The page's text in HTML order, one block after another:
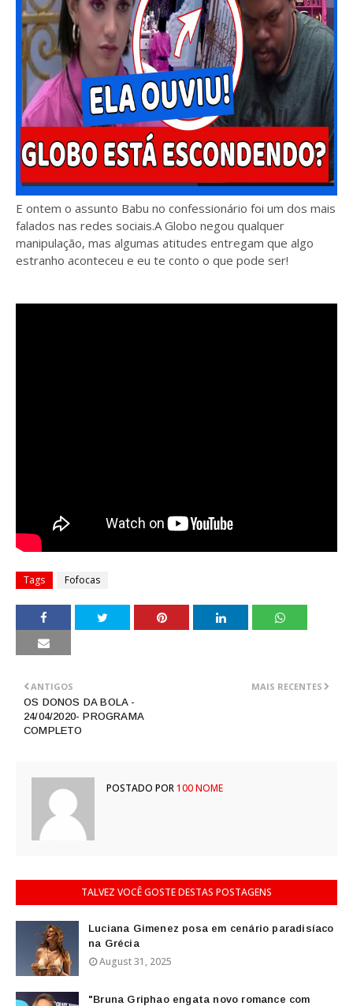
E ontem o assunto Babu no confessionário foi um dos mais
falados nas redes sociais.A Globo negou qualquer
manipulação, mas algumas atitudes entregam que algo
estranho aconteceu e eu te conto o que pode ser!
Tags Fofocas
MAIS RECENTES
ANTIGOS
OS DONOS DA BOLA -
24/04/2020- PROGRAMA
COMPLETO
POSTADO POR100 NOME
TALVEZ VOCÊ GOSTE DESTAS POSTAGENS
Luciana Gimenez posa em cenário paradisíaco
na Grécia
August 31, 2025
"Bruna Griphao engata novo romance com